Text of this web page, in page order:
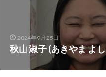
2024年9月25日
秋山 淑子 (あきやま よ